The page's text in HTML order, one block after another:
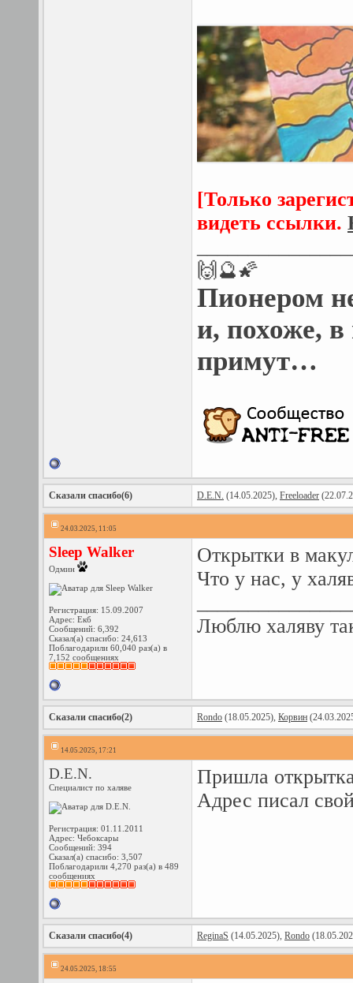
[Только
видеть ссылки.
🙌🔮🌠
Пионером
и, похоже,
примут…
Сказали спасибо(6) D.E.N. (14.05.2025), Freeloader
24.03.2025, 11:05
Sleep Walker
Одмин
Регистрация: 15.09.2007
Адрес: Екб
Сообщений: 6,392
Сказал(а) спасибо: 24,613
Поблагодарили 60,040 раз(а) в
7,152 сообщениях
Открытки в
Что у нас, у
Люблю халяву
Сказали спасибо(2) Rondo (18.05.2025), Корвин
14.05.2025, 17:21
D.E.N.
Специалист по халяве
Регистрация: 01.11.2011
Адрес: Чебоксары
Сообщений: 394
Сказал(а) спасибо: 3,507
Поблагодарили 4,270 раз(а) в 489
сообщениях
Пришла
Адрес писал
Сказали спасибо(4) ReginaS (14.05.2025), Rondo
24.05.2025, 18:55